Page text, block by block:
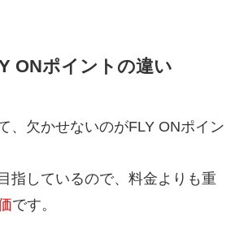
ONポイントの違い
、欠かせないのがFLY ONポイン
指しているので、料金よりも重
です。